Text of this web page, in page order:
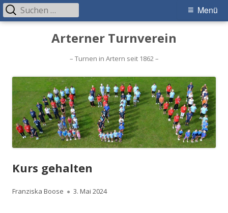
Arterner Turnverein
– Turnen in Artern seit 1862 –
Primäres
Menü
Suchen
nach:
Kurs gehalten
Autor
Franziska Boose
Veröffentlicht
3. Mai 2024